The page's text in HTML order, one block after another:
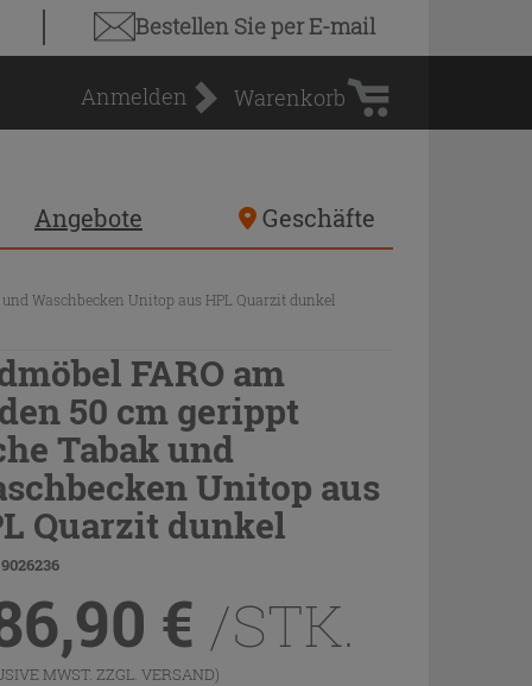
Bestellen Sieper E-mail
Anmelden
Warenkorb
Warenkorb
Angebote Geschäfte
Waschbecken Unitop aus HPL Quarzit dunkel
FARO am
50 cm gerippt
Tabak und
Unitop aus
Quarzit dunkel
€ /STK.
MWST. ZZGL. VERSAND)